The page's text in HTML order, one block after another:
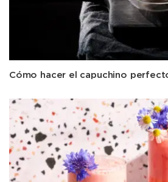
Cómo hacer el capuchino